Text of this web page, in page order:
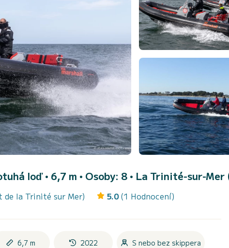
loď • 6,7 m • Osoby: 8 • La Trinité-sur-Mer
de la Trinité sur Mer) 5.0 (1 Hodnocení)
6,7 m 2022 S nebo bez skippera